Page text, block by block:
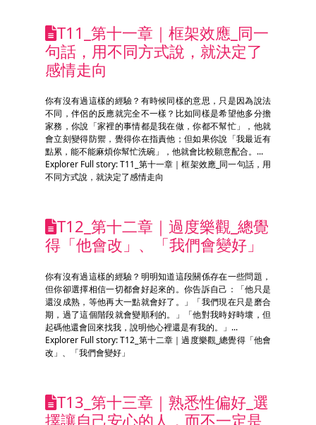
T11_第十一章｜框架效應_同一
句話，用不同方式說，就決定了
感情走向
你有沒有過這樣的經驗？有時候同樣的意思，只是因為說法
不同，伴侶的反應就完全不一樣？比如同樣是希望他多分擔
家務，你說「家裡的事情都是我在做，你都不幫忙」，他就
會立刻變得防禦，覺得你在指責他；但如果你說「我最近有
點累，能不能麻煩你幫忙洗碗」，他就會比較願意配合。...
Explorer Full story: T11_第十一章｜框架效應_同一句話，用
不同方式說，就決定了感情走向
T12_第十二章｜過度樂觀_總覺
得「他會改」、「我們會變好」
你有沒有過這樣的經驗？明明知道這段關係存在一些問題，
但你卻選擇相信一切都會好起來的。你告訴自己：「他只是
還沒成熟，等他再大一點就會好了。」「我們現在只是磨合
期，過了這個階段就會變順利的。」「他對我時好時壞，但
起碼他還會回來找我，說明他心裡還是有我的。」...
Explorer Full story: T12_第十二章｜過度樂觀_總覺得「他會
改」、「我們會變好」
T13_第十三章｜熟悉性偏好_選
擇讓自己安心的人，而不一定是